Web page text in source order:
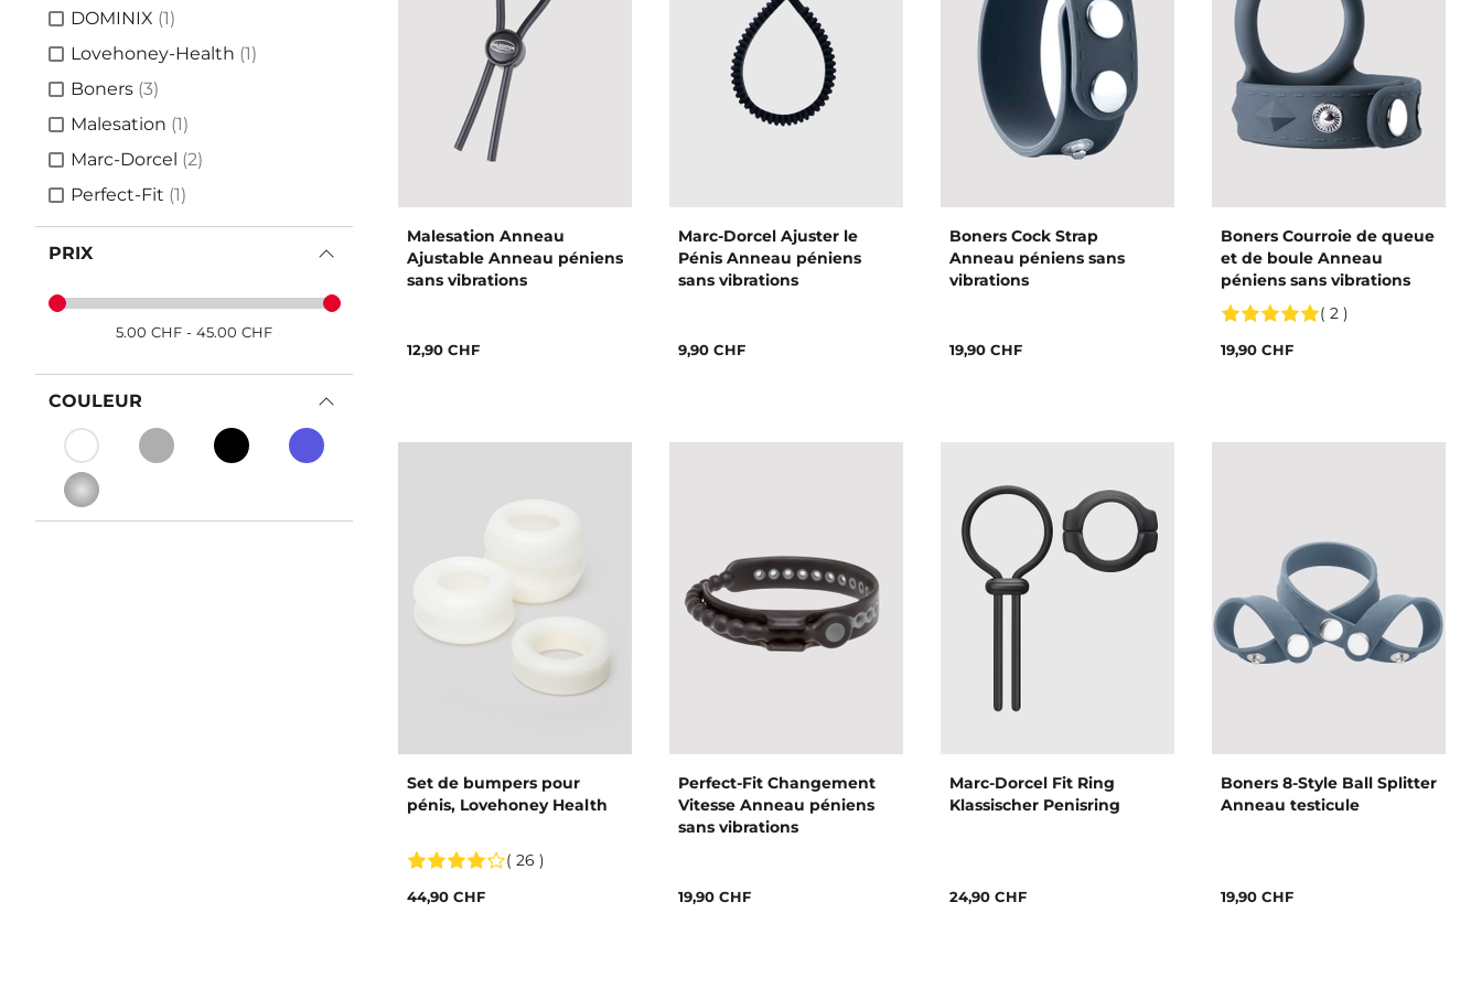
DOMINIX (1)
Lovehoney-Health (1)
Boners (3)
Malesation (1)
Marc-Dorcel (2)
Perfect-Fit (1)
PRIX
5.00 CHF - 45.00 CHF
COULEUR
Malesation Anneau
Ajustable Anneau péniens
sans vibrations
12,90 CHF
Marc-Dorcel Ajuster le
Pénis Anneau péniens
sans vibrations
9,90 CHF
Boners Cock Strap
Anneau péniens sans
vibrations
19,90 CHF
Boners Courroie de queue
et de boule Anneau
péniens sans vibrations
( 2 )
19,90 CHF
Set de bumpers pour
pénis, Lovehoney Health
( 26 )
44,90 CHF
Perfect-Fit Changement
Vitesse Anneau péniens
sans vibrations
19,90 CHF
Marc-Dorcel Fit Ring
Klassischer Penisring
24,90 CHF
Boners 8-Style Ball Splitter
Anneau testicule
19,90 CHF